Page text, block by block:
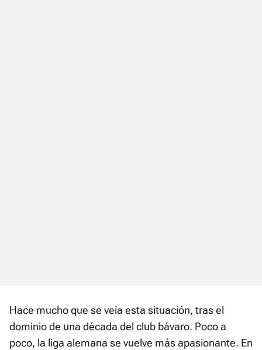
Hace mucho que se veía esta situación, tras el
dominio de una década del club bávaro. Poco a
poco, la liga alemana se vuelve más apasionante. En